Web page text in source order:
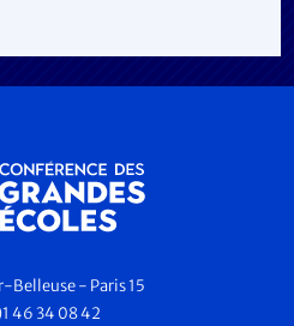
Belleuse - Paris 15
46 34 08 42